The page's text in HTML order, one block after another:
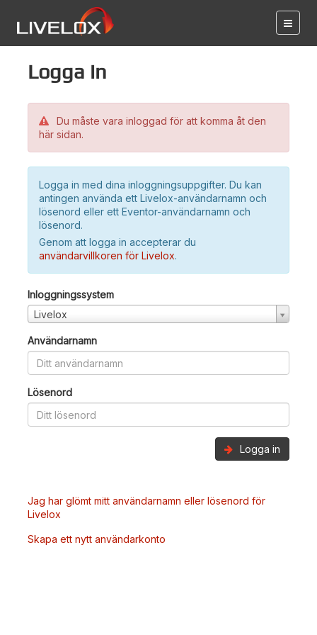
Logga in
Du måste vara inloggad för att komma åt den
här sidan.
Logga in med dina inloggningsuppgifter. Du kan
antingen använda ett Livelox-användarnamn och
lösenord eller ett Eventor-användarnamn och
lösenord.
Genom att logga in accepterar du
användarvillkoren för Livelox.
Inloggningssystem
Livelox
Användarnamn
Lösenord
Logga in
Jag har glömt mitt användarnamn eller lösenord för
Livelox
Skapa ett nytt användarkonto